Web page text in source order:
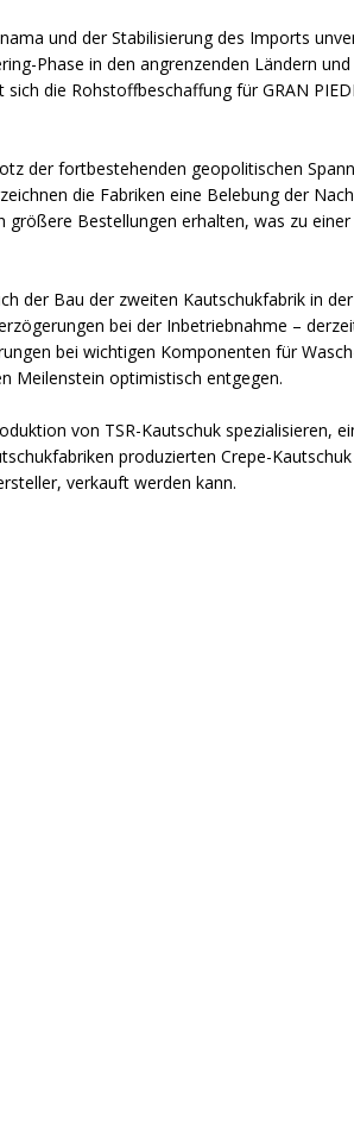
und der Stabilisierung des Imports
Phase in den angrenzenden Ländern
die Rohstoffbeschaffung für GRAN
der fortbestehenden geopolitischen
die Fabriken eine Belebung der
größere Bestellungen erhalten, was zu
der Bau der zweiten Kautschukfabrik in
bei der Inbetriebnahme –
bei wichtigen Komponenten für
Meilenstein optimistisch entgegen.
von TSR-Kautschuk spezialisieren,
produzierten Crepe-
verkauft werden kann.